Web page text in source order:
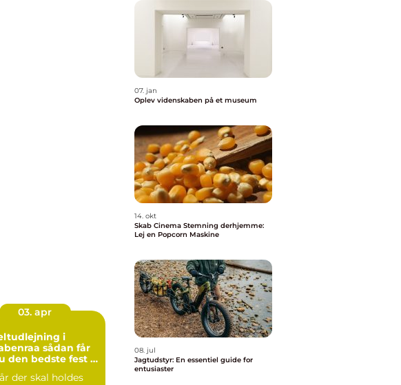
03. apr
i
sådan får
den bedste fest i
der skal holdes
07. jan
Oplev videnskaben på et museum
14. okt
Skab Cinema Stemning derhjemme:
Lej en Popcorn Maskine
08. jul
Jagtudstyr: En essentiel guide for
entusiaster